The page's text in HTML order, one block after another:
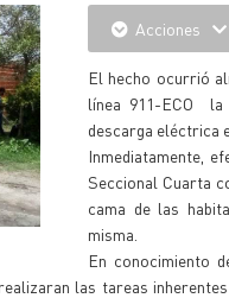
Acciones
El hecho ocurrió
línea 911-ECO la
descarga eléctrica
Inmediatamente,
Seccional Cuarta
cama de las
misma.
En conocimiento
las tareas